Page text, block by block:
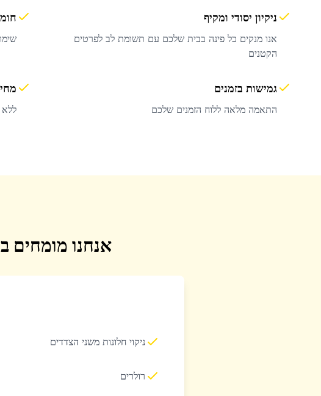
ניקיון יסודי ומקיף
אנו מנקים כל פינה בבית שלכם עם תשומת לב לפרטים
הקטנים
גמישות בזמנים
התאמה מלאה ללוח הזמנים שלכם ללא
אנחנו מומחים
ניקוי חלונות משני הצדדים
רולרים